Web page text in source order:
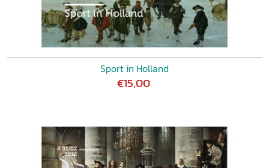
Sport in Holland
€15,00